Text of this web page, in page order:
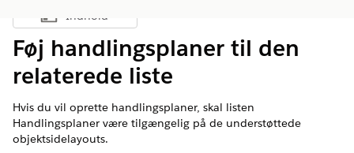
Vis indholdsfortegnelse
Indhold
Føj handlingsplaner til den
relaterede liste
Hvis du vil oprette handlingsplaner, skal listen
Handlingsplaner være tilgængelig på de understøttede
objektsidelayouts.